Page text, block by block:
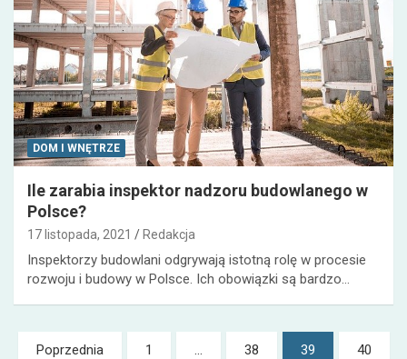
DOM I WNĘTRZE
Ile zarabia inspektor nadzoru budowlanego w
Polsce?
17 listopada, 2021 Redakcja
Inspektorzy budowlani odgrywają istotną rolę w procesie
rozwoju i budowy w Polsce. Ich obowiązki są bardzo…
Nawigacja
Poprzednia 1 … 38 39 40